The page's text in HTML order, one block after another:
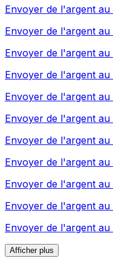
Envoyer de l'argent au
Envoyer de l'argent au
Envoyer de l'argent au
Envoyer de l'argent au
Envoyer de l'argent au
Envoyer de l'argent au
Envoyer de l'argent au
Envoyer de l'argent au
Envoyer de l'argent au
Envoyer de l'argent au
Envoyer de l'argent au
Afficher plus